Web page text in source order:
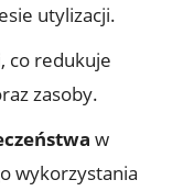
utylizacji.
, co redukuje
zasoby.
w
wykorzystania